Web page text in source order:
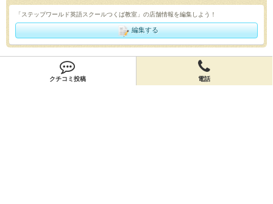
クチコミ投稿 電話
「ステップワールド英語スクールつくば教室」の店舗情報を編集しよう！
編集する
会員登録
無料会員登録